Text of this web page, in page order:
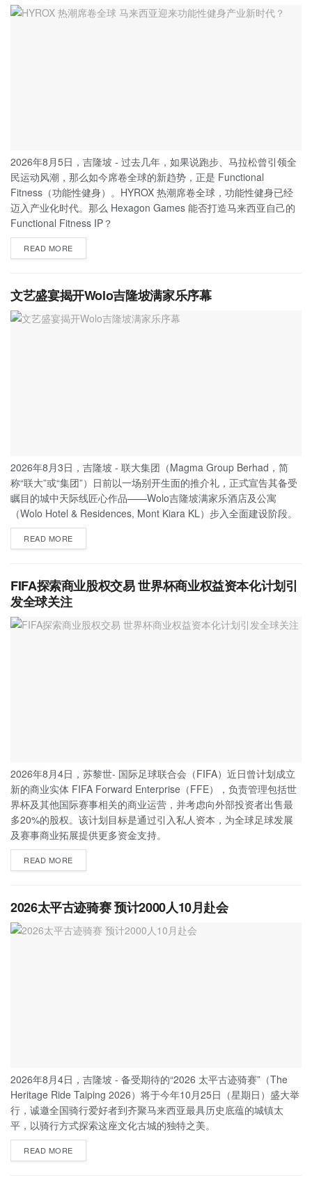
2026年8月5日，吉隆坡 - 过去几年，如果说跑步、马拉松曾引领全
民运动风潮，那么如今席卷全球的新趋势，正是 Functional
Fitness（功能性健身）。HYROX 热潮席卷全球，功能性健身已经
迈入产业化时代。那么 Hexagon Games 能否打造马来西亚自己的
Functional Fitness IP？
READ MORE
文艺盛宴揭开Wolo吉隆坡满家乐序幕
2026年8月3日，吉隆坡 - 联大集团（Magma Group Berhad，简
称“联大”或“集团”）日前以一场别开生面的推介礼，正式宣告其备受
瞩目的城中天际线匠心作品——Wolo吉隆坡满家乐酒店及公寓
（Wolo Hotel & Residences, Mont Kiara KL）步入全面建设阶段。
READ MORE
FIFA探索商业股权交易 世界杯商业权益资本化计划引
发全球关注
2026年8月4日，苏黎世- 国际足球联合会（FIFA）近日曾计划成立
新的商业实体 FIFA Forward Enterprise（FFE），负责管理包括世
界杯及其他国际赛事相关的商业运营，并考虑向外部投资者出售最
多20%的股权。该计划目标是通过引入私人资本，为全球足球发展
及赛事商业拓展提供更多资金支持。
READ MORE
2026太平古迹骑赛 预计2000人10月赴会
2026年8月4日，吉隆坡 - 备受期待的“2026 太平古迹骑赛”（The
Heritage Ride Taiping 2026）将于今年10月25日（星期日）盛大举
行，诚邀全国骑行爱好者到齐聚马来西亚最具历史底蕴的城镇太
平，以骑行方式探索这座文化古城的独特之美。
READ MORE